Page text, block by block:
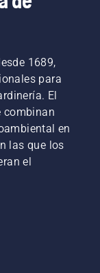
1689,
para
El
combinan
en
las que los
el